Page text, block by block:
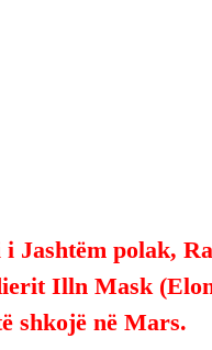
Jashtëm polak,
Illn Mask
shkojë në Mars.